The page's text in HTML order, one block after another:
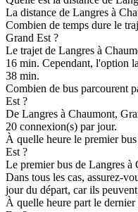
La distance de Langres à
Combien de temps dure le
Grand Est ?
Le trajet de Langres à
16 min. Cependant, l'option
38 min.
Combien de bus parcourent
Est ?
De Langres à Chaumont,
20 connexion(s) par jour.
À quelle heure le premier
Est ?
Le premier bus de Langres à
Dans tous les cas, assurez-
jour du départ, car ils
À quelle heure part le